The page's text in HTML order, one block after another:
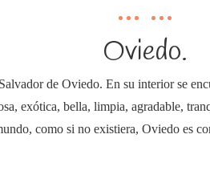
Oviedo.
de Oviedo. En su interior se
exótica, bella, limpia, agradable,
como si no existiera, Oviedo es